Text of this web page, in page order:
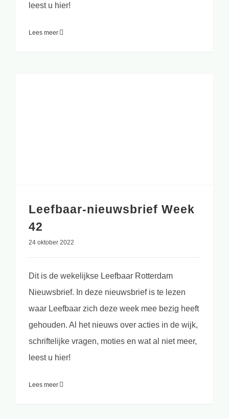
leest u hier!
Lees meer
Leefbaar-nieuwsbrief Week
42
24 oktober 2022
Dit is de wekelijkse Leefbaar Rotterdam
Nieuwsbrief. In deze nieuwsbrief is te lezen
waar Leefbaar zich deze week mee bezig heeft
gehouden. Al het nieuws over acties in de wijk,
schriftelijke vragen, moties en wat al niet meer,
leest u hier!
Lees meer